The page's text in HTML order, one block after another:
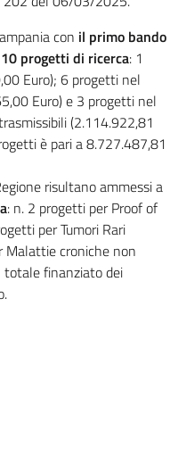
con il primo bando
10 progetti di ricerca: 1
Euro); 6 progetti nel
Euro) e 3 progetti nel
(2.114.922,81
è pari a 8.727.487,81
risultano ammessi a
: n. 2 progetti per Proof of
per Tumori Rari
Malattie croniche non
totale finanziato dei